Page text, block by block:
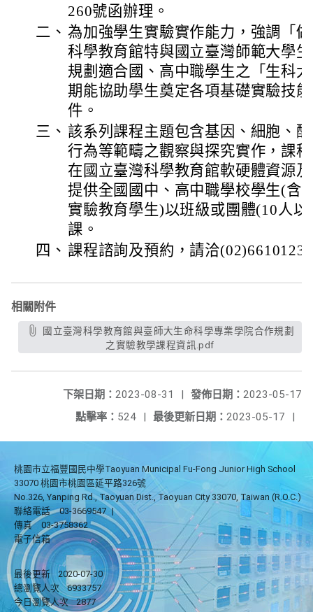
260號函辦理。
二、 為加強學生實驗實作能力，強調「
科學教育館特與國立臺灣師範大學
規劃適合國、高中職學生之「生科
期能協助學生奠定各項基礎實驗技
件。
三、 該系列課程主題包含基因、細胞、
行為等範疇之觀察與探究實作，課
在國立臺灣科學教育館軟硬體資源
提供全國國中、高中職學校學生(含
實驗教育學生)以班級或團體(10人
課。
四、 課程諮詢及預約，請洽
相關附件
之實驗教學課程資訊.pdf
發佈日期： 2023-05-17
下架日期： 2023-08-31
|
最後更新日期： 2023-05-17 |
點擊率： 524 |
桃園市立福豐國民中學Taoyuan Municipal Fu-Fong Junior High School
33070 桃園市桃園區延平路326號
No.326, Yanping Rd., Taoyuan Dist., Taoyuan City 33070, Taiwan (R.O.C.)
聯絡電話
03-3669547 |
傳真
03-3758362
電子信箱
最後更新
2020-07-30
總瀏覽人次
6933757
今日瀏覽人次
2877